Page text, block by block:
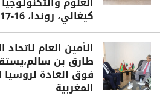
كيغالي، روندا، 16-17 يوليو 2026)
الأمين العام
طارق بن
فوق العادة لروسيا
المغربية